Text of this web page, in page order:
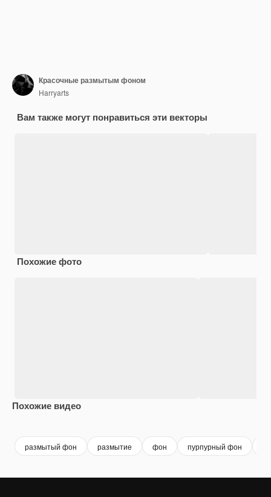
Красочные размытым фоном
Harryarts
Вам также могут понравиться эти векторы
Похожие фото
Похожие видео
размытый фон размытие фон пурпурный фон